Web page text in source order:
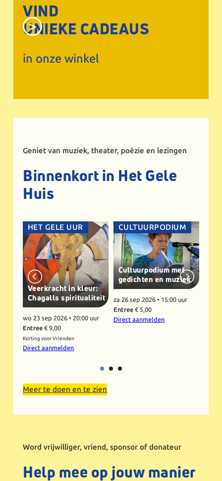
VIND
UNIEKE CADEAUS
in onze winkel
Geniet van muziek, theater, poëzie en lezingen
Binnenkort in Het Gele
Huis
HET GELE UUR
Veerkracht in kleur:
Chagalls spiritualiteit
wo 23 sep 2026 • 20:00 uur
Entree € 9,00
Korting voor Vrienden
Direct aanmelden
CULTUURPODIUM
Cultuurpodium met
gedichten en muziek
za 26 sep 2026 • 15:00 uur
Entree € 5,00
Direct aanmelden
Meer te doen en te zien
Word vrijwilliger, vriend, sponsor of donateur
Help mee op jouw manier